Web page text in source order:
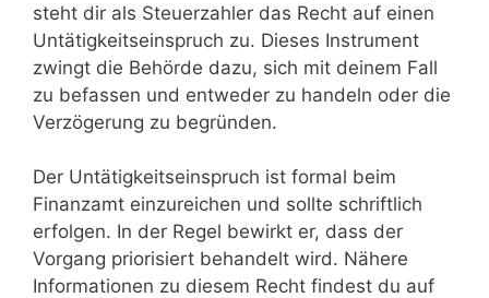
steht dir als Steuerzahler das Recht auf einen
Untätigkeitseinspruch zu. Dieses Instrument
zwingt die Behörde dazu, sich mit deinem Fall
zu befassen und entweder zu handeln oder die
Verzögerung zu begründen.
Der Untätigkeitseinspruch ist formal beim
Finanzamt einzureichen und sollte schriftlich
erfolgen. In der Regel bewirkt er, dass der
Vorgang priorisiert behandelt wird. Nähere
Informationen zu diesem Recht findest du auf